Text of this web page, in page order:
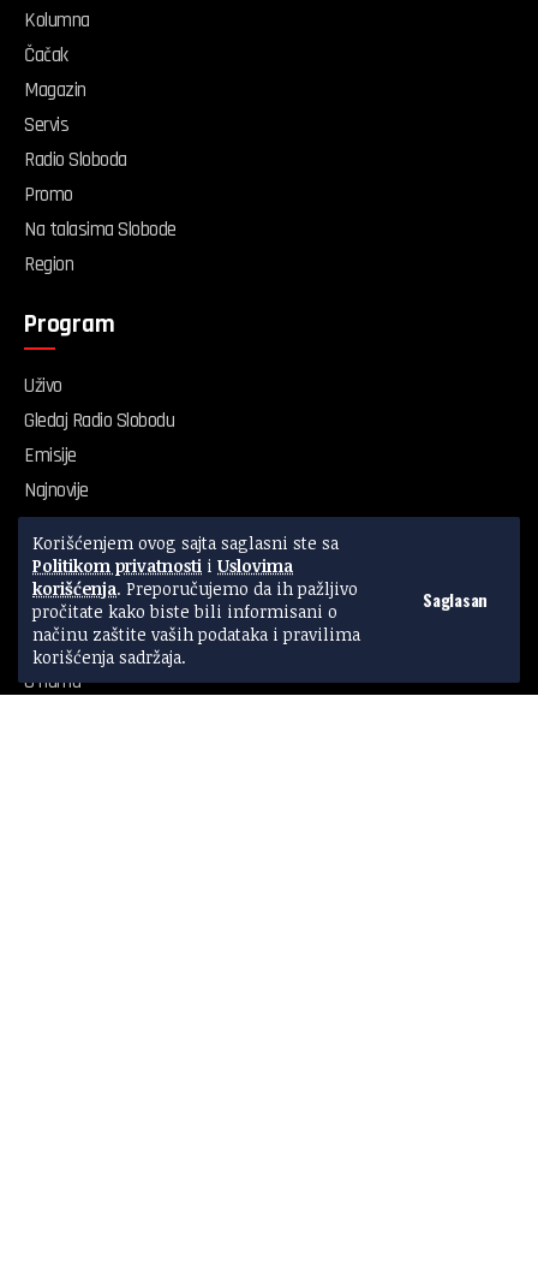
Korišćenjem ovog sajta saglasni ste sa
Politikom privatnosti i Uslovima
korišćenja. Preporučujemo da ih pažljivo
pročitate kako biste bili informisani o
načinu zaštite vaših podataka i pravilima
korišćenja sadržaja.
Saglasan
Kolumna
Čačak
Magazin
Servis
Radio Sloboda
Promo
Na talasima Slobode
Region
Program
Uživo
Gledaj Radio Slobodu
Emisije
Najnovije
Servis
Kvalitet vazduha
Radio Sloboda
O nama